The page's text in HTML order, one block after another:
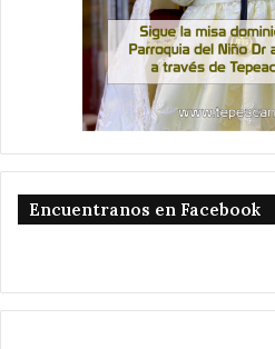
Encuentranos en Facebook